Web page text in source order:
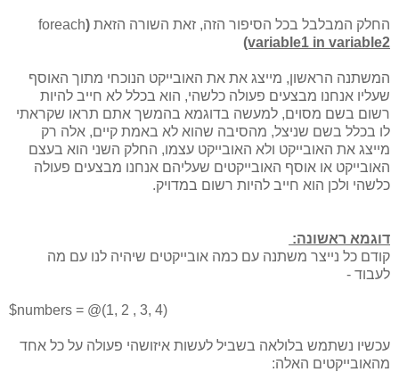
החלק המבלבל בכל הסיפור הזה, זאת השורה הזאת (
foreach
(variable1 in variable2
המשתנה הראשון, מייצג את את האובייקט הנוכחי מתוך האוסף
שעליו אנחנו מבצעים פעולה כלשהי, הוא בכלל לא חייב להיות
רשום בשם מסוים, למעשה בדוגמא בהמשך אתם תראו שקראתי
לו בכלל בשם שניצל, מהסיבה שהוא לא באמת קיים, אלה רק
מייצג את האובייקט ולא האובייקט עצמו, החלק השני הוא בעצם
האובייקט או אוסף האובייקטים שעליהם אנחנו מבצעים פעולה
כלשהי ולכן הוא חייב להיות רשום במדויק.
דוגמא ראשונה:
קודם כל נייצר משתנה עם כמה אובייקטים שיהיה לנו עם מה
לעבוד -
$numbers = @(1, 2 , 3, 4)
עכשיו נשתמש בלולאה בשביל לעשות איזושהי פעולה על כל אחד
מהאובייקטים האלה: